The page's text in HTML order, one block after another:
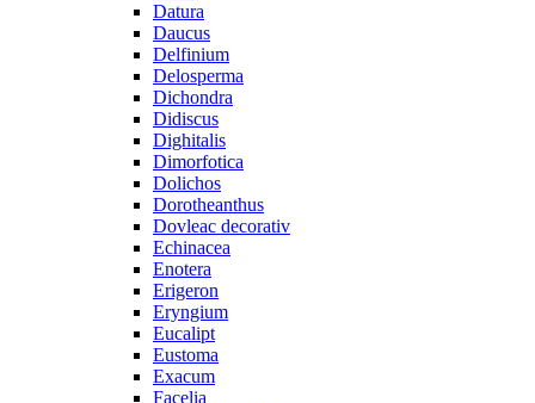
Datura
Daucus
Delfinium
Delosperma
Dichondra
Didiscus
Dighitalis
Dimorfotica
Dolichos
Dorotheanthus
Dovleac decorativ
Echinacea
Enotera
Erigeron
Eryngium
Eucalipt
Eustoma
Exacum
Facelia